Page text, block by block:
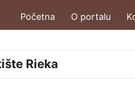
Početna O portalu
Rieka